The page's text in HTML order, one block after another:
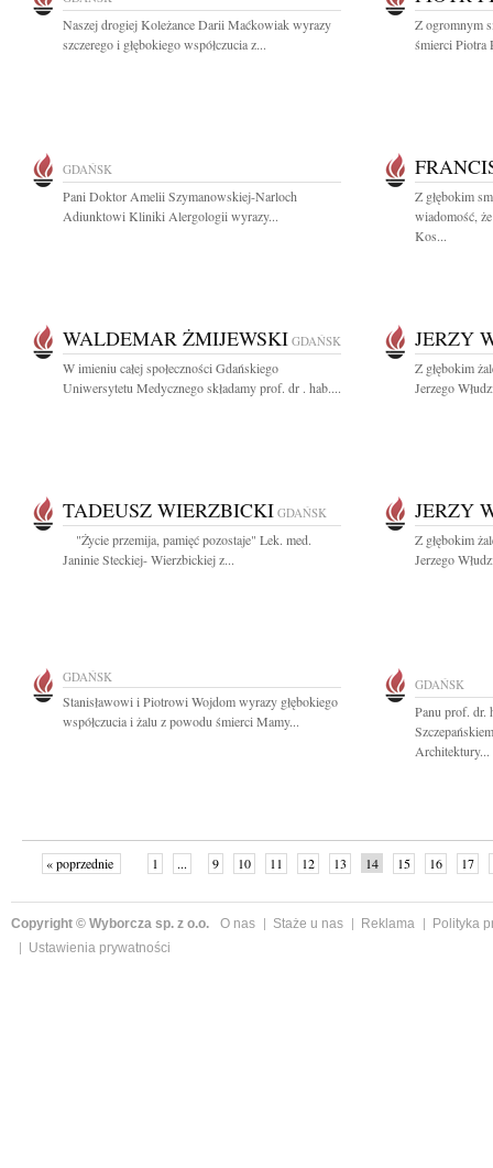
Naszej drogiej Koleżance Darii Maćkowiak wyrazy
szczerego i głębokiego współczucia z...
Z ogromnym
śmierci Piotra
GDAŃSK
Pani Doktor Amelii Szymanowskiej-Narloch
Adiunktowi Kliniki Alergologii wyrazy...
Z głębokim
wiadomość,
Kos...
WALDEMAR ŻMIJEWSKI GDAŃSK
W imieniu całej społeczności Gdańskiego
Uniwersytetu Medycznego składamy prof. dr . hab....
JERZY
Z głębokim
Jerzego
TADEUSZ WIERZBICKI GDAŃSK
"Życie przemija, pamięć pozostaje" Lek. med.
Janinie Steckiej- Wierzbickiej z...
JERZY
Z głębokim
Jerzego
GDAŃSK
Stanisławowi i Piotrowi Wojdom wyrazy głębokiego
współczucia i żalu z powodu śmierci Mamy...
GDAŃSK
Panu prof. dr.
Architektury...
« poprzednie 1 ... 9 10 11 12 13 14 15 16 17
Copyright © Wyborcza sp. z o.o. O nas Staże u nas Reklama
Polityka
Ustawienia prywatności